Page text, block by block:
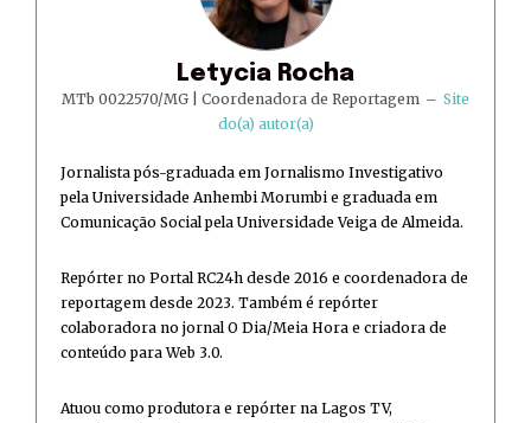
Letycia Rocha
MTb 0022570/MG | Coordenadora de Reportagem – Site
do(a) autor(a)
Jornalista pós-graduada em Jornalismo Investigativo
pela Universidade Anhembi Morumbi e graduada em
Comunicação Social pela Universidade Veiga de Almeida.
Repórter no Portal RC24h desde 2016 e coordenadora de
reportagem desde 2023. Também é repórter
colaboradora no jornal O Dia/Meia Hora e criadora de
conteúdo para Web 3.0.
Atuou como produtora e repórter na Lagos TV,